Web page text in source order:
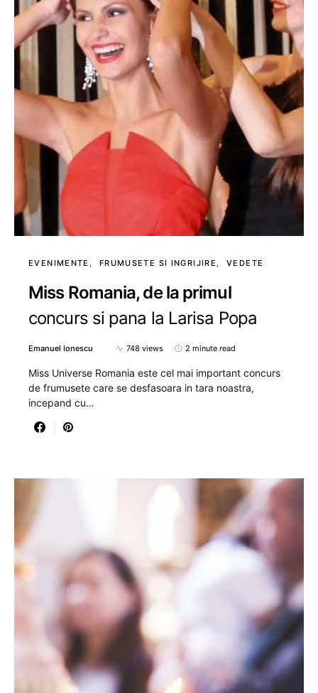
EVENIMENTE FRUMUSETE SI INGRIJIRE VEDETE
Miss Romania, de la primul
concurs si pana la Larisa Popa
Emanuel Ionescu 748 views 2 minute read
Miss Universe Romania este cel mai important concurs
de frumusete care se desfasoara in tara noastra,
incepand cu…